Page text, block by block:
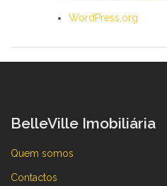
WordPress.org
BelleVille Imobiliária
Quem somos
Contactos